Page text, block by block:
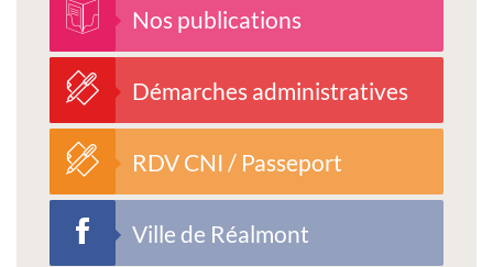
Nos publications
Démarches administratives
RDV CNI / Passeport
Ville de Réalmont